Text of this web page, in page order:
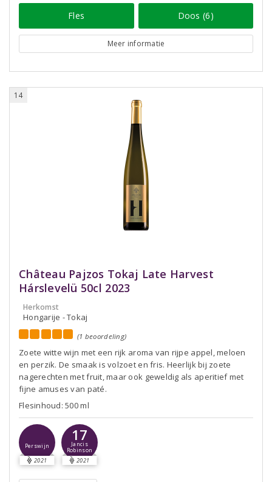
Fles Doos (6)
Meer informatie
14
Château Pajzos Tokaj Late Harvest
Hárslevelü 50cl 2023
Herkomst
Hongarije - Tokaj
(1 beoordeling)
Zoete witte wijn met een rijk aroma van rijpe appel, meloen
en perzik. De smaak is volzoet en fris. Heerlijk bij zoete
nagerechten met fruit, maar ook geweldig als aperitief met
fijne amuses van paté.
Flesinhoud: 500 ml
Perswijn
2021
17
Jancis
Robinson
2021